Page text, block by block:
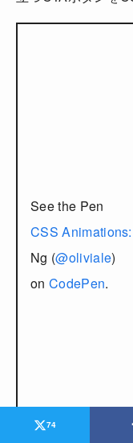
See the Pen
CSS
Ng (@oliviale)
on CodePen.
74